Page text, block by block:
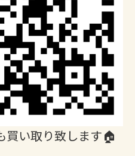
い取り致します🏠